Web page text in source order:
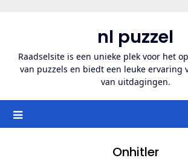
inhoud
nl puzzel
Raadselsite is een unieke plek voor het
van puzzels en biedt een leuke ervaring
van uitdagingen.
Onhitler